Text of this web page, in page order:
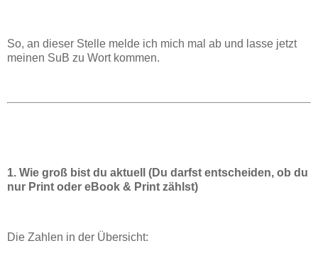
So, an dieser Stelle melde ich mich mal ab und lasse jetzt
meinen SuB zu Wort kommen.
1. Wie groß bist du aktuell (Du darfst entscheiden, ob du
nur Print oder eBook & Print zählst)
Die Zahlen in der Übersicht: